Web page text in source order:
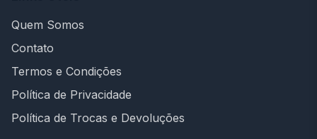
Quem Somos
Contato
Termos e Condições
Política de Privacidade
Política de Trocas e Devoluções